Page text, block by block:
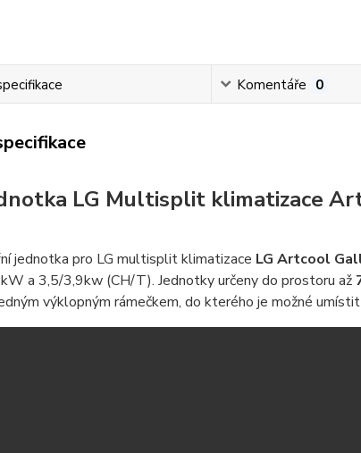
Komentáře 0
LG Multisplit klimatizace
jednotka pro LG multisplit klimatizace LG Artcool
a 3,5/3,9kw (CH/T). Jednotky určeny do prostoru až
výklopným rámečkem, do kterého je možné